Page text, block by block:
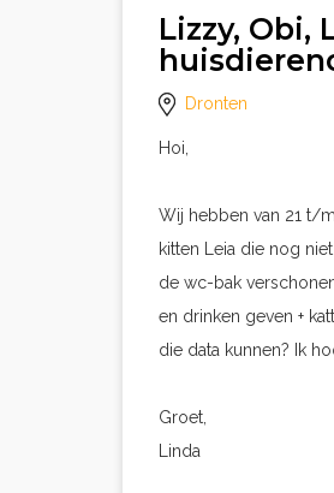
Lizzy, Obi,
Dronten
Hoi,
Wij hebben van 21 t/
kitten Leia die nog
de wc-bak
en drinken geven +
die data kunnen? Ik
Groet,
Linda